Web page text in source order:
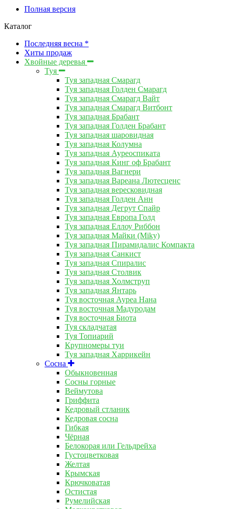
Полная версия
Каталог
Последняя весна *
Хиты продаж
Хвойные деревья
Туя
Туя западная Смарагд
Туя западная Голден Смарагд
Туя западная Смарагд Вайт
Туя западная Смарагд Витбонт
Туя западная Брабант
Туя западная Голден Брабант
Туя западная шаровидная
Туя западная Колумна
Туя западная Ауреоспиката
Туя западная Кинг оф Брабант
Туя западная Вагнери
Туя западная Вареана Лютесценс
Туя западная вересковидная
Туя западная Голден Анн
Туя западная Дегрут Спайр
Туя западная Европа Голд
Туя западная Еллоу Риббон
Туя западная Майки (Miky)
Туя западная Пирамидалис Компакта
Туя западная Санкист
Туя западная Спиралис
Туя западная Столвик
Туя западная Холмструп
Туя западная Янтарь
Туя восточная Ауреа Нана
Туя восточная Мадуродам
Туя восточная Биота
Туя складчатая
Туя Топиарий
Крупномеры туи
Туя западная Харрикейн
Сосна
Обыкновенная
Сосны горные
Веймутова
Гриффита
Кедровый стланик
Кедровая сосна
Гибкая
Чёрная
Белокорая или Гельдрейха
Густоцветковая
Желтая
Крымская
Крючковатая
Остистая
Румелийская